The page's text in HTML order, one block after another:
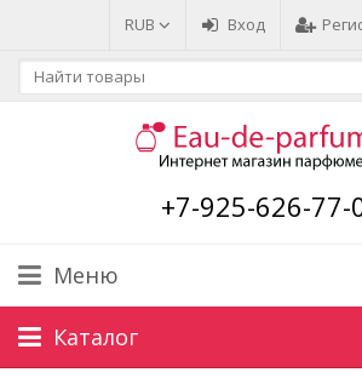
RUB Вход
+7-925-626-77-
Меню
Каталог